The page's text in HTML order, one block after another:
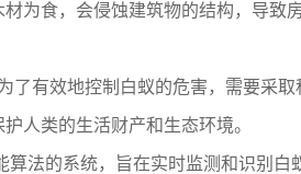
为食，会侵蚀建筑物的结构，导
有效地控制白蚁的危害，需要采
人类的生活财产和生态环境。
法的系统，旨在实时监测和识别